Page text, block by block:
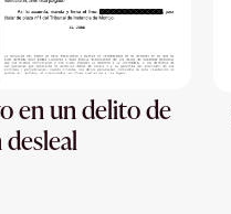
en un delito de